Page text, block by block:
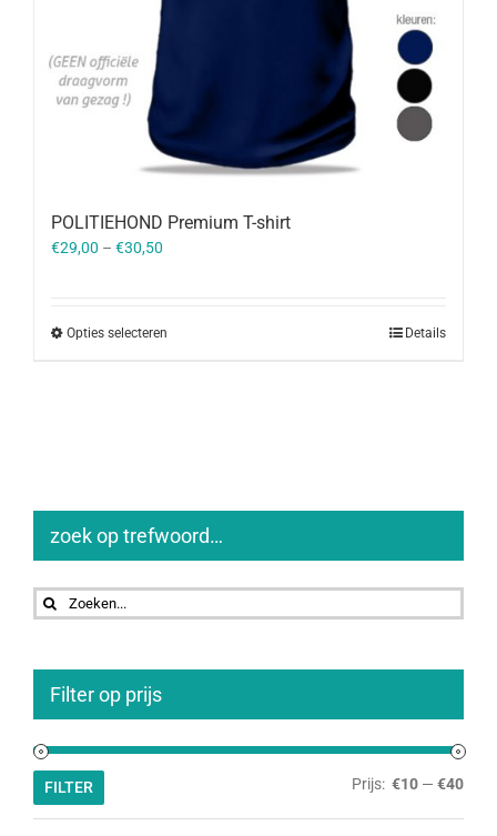
POLITIEHOND Premium T-shirt
€29,00 – €30,50
Opties selecteren Details
zoek op trefwoord…
Zoeken
naar:
Filter op prijs
Min.
Max.
FILTER Prijs: €10 — €40